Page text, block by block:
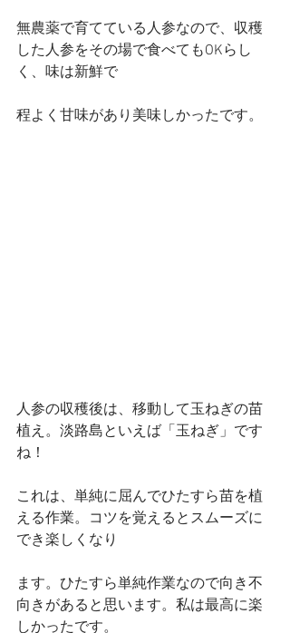
無農薬で育てている人参なので、収穫
した人参をその場で食べてもOKらし
く、味は新鮮で
程よく甘味があり美味しかったです。
人参の収穫後は、移動して玉ねぎの苗
植え。淡路島といえば「玉ねぎ」です
ね！
これは、単純に屈んでひたすら苗を植
える作業。コツを覚えるとスムーズに
でき楽しくなり
ます。ひたすら単純作業なので向き不
向きがあると思います。私は最高に楽
しかったです。